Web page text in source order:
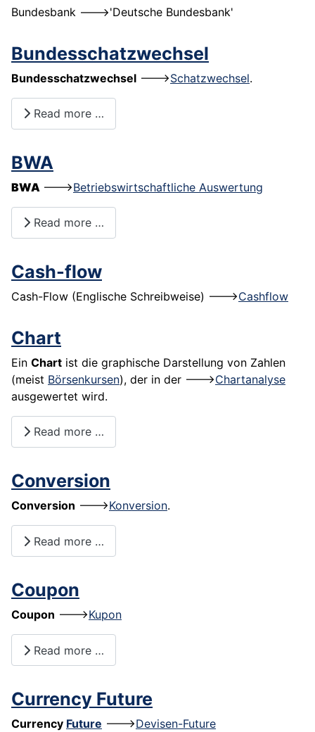
Bundesbank --->'Deutsche Bundesbank'
Bundesschatzwechsel
Bundesschatzwechsel --->Schatzwechsel.
Read more …
BWA
BWA --->Betriebswirtschaftliche Auswertung
Read more …
Cash-flow
Cash-Flow (Englische Schreibweise) --->Cashflow
Chart
Ein Chart ist die graphische Darstellung von Zahlen
(meist Börsenkursen), der in der --->Chartanalyse
ausgewertet wird.
Read more …
Conversion
Conversion --->Konversion.
Read more …
Coupon
Coupon --->Kupon
Read more …
Currency Future
Currency Future --->Devisen-Future